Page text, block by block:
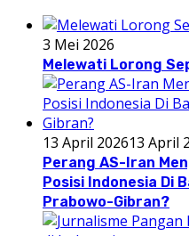
3 Mei 2026
Melewati Lorong
13 April 202613 April
Perang AS-Iran
Posisi Indonesia Di
Prabowo-Gibran?